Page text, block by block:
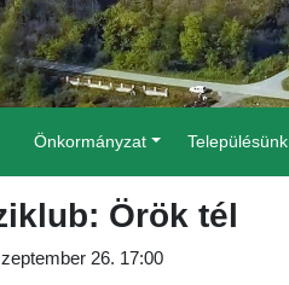
Önkormányzat Településünk
Örök tél
26. 17:00